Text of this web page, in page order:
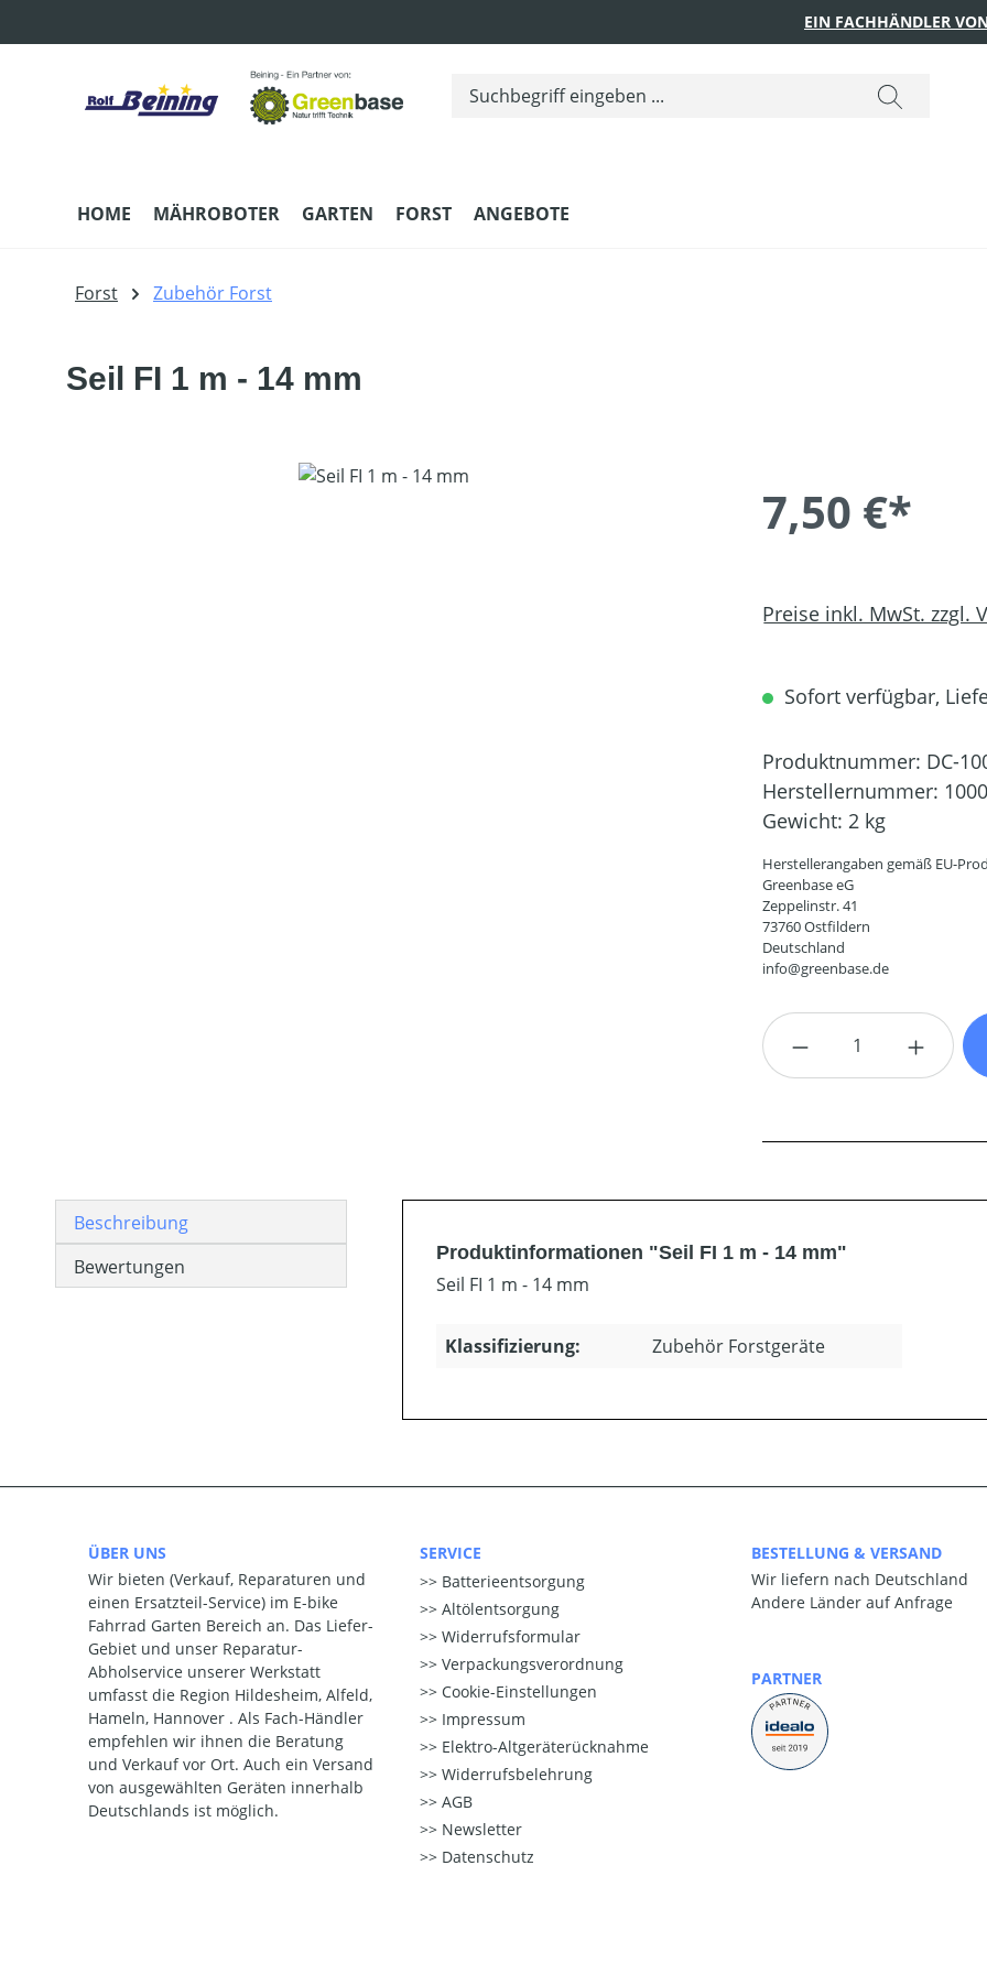
EIN FACHHÄNDLER
HOME MÄHROBOTER GARTEN FORST ANGEBOTE
Forst Zubehör Forst
Seil FI 1 m - 14 mm
7,50 €*
Preise inkl. MwSt. zzgl.
Sofort verfügbar,
Produktnummer: DC-
Herstellernummer:
Gewicht: 2 kg
Herstellerangaben gemäß EU-
Greenbase eG
Zeppelinstr. 41
73760 Ostfildern
Deutschland
info@greenbase.de
Produkt Anzahl:
Beschreibung
Bewertungen
Produktinformationen "Seil FI 1 m - 14 mm"
Seil FI 1 m - 14 mm
Klassifizierung: Zubehör Forstgeräte
ÜBER UNS
Wir bieten (Verkauf, Reparaturen und
einen Ersatzteil-Service) im E-bike
Fahrrad Garten Bereich an. Das Liefer-
Gebiet und unser Reparatur-
Abholservice unserer Werkstatt
umfasst die Region Hildesheim, Alfeld,
Hameln, Hannover . Als Fach-Händler
empfehlen wir ihnen die Beratung
und Verkauf vor Ort. Auch ein Versand
von ausgewählten Geräten innerhalb
Deutschlands ist möglich.
SERVICE
Batterieentsorgung
Altölentsorgung
Widerrufsformular
Verpackungsverordnung
Cookie-Einstellungen
Impressum
Elektro-Altgeräterücknahme
Widerrufsbelehrung
AGB
Newsletter
Datenschutz
BESTELLUNG & VERSAND
Wir liefern nach Deutschland
Andere Länder auf Anfrage
PARTNER